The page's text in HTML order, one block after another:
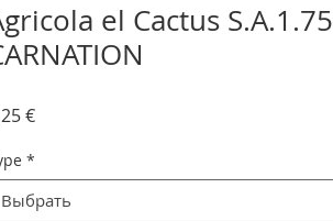
el Cactus S.A.1.75
€Цена
*
Выбрать